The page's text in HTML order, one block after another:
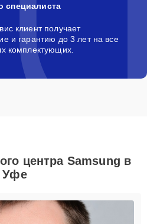
специалиста
клиент получает
и гарантию до 3 лет на все
комплектующих.
центра Samsung в
Уфе